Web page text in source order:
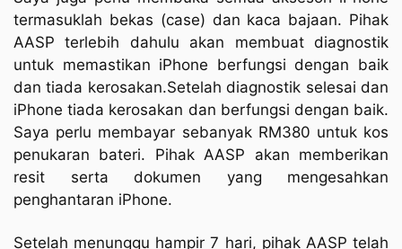
termasuklah bekas (case) dan kaca bajaan. Pihak
AASP terlebih dahulu akan membuat diagnostik
untuk memastikan iPhone berfungsi dengan baik
dan tiada kerosakan.Setelah diagnostik selesai dan
iPhone tiada kerosakan dan berfungsi dengan baik.
Saya perlu membayar sebanyak RM380 untuk kos
penukaran bateri. Pihak AASP akan memberikan
resit serta dokumen yang mengesahkan
penghantaran iPhone.
Setelah menunggu hampir 7 hari, pihak AASP telah